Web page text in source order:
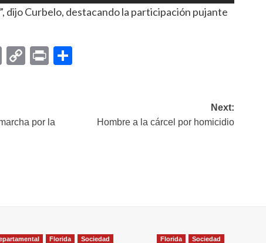
dijo Curbelo, destacando la participación pujante
EmailCopyPrint
por la
Next:
Hombre a la cárcel por homicidio
Florida Sociedad Florida Sociedad